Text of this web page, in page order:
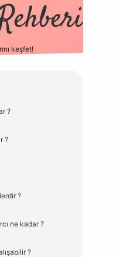
keşfet!
?
?
?
ne kadar ?
?